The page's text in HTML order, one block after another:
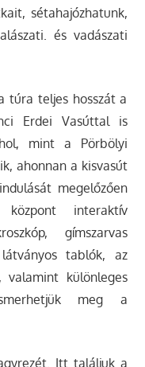
sétahajózhatunk,
és vadászati
túra teljes hosszát a
Erdei Vasúttal is
mint a Pörbölyi
ahonnan a kisvasút
megelőzően
interaktív
gímszarvas
tablók, az
valamint különleges
meg a
Itt találjuk a